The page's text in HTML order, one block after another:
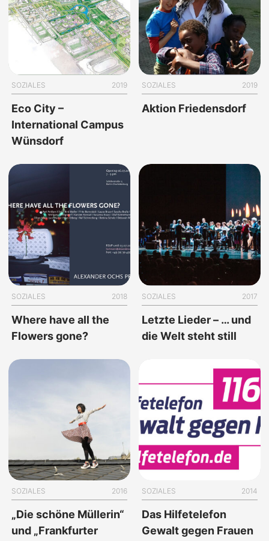
SOZIALES 2019
Eco City –
International Campus
Wünsdorf
SOZIALES 2019
Aktion Friedensdorf
SOZIALES 2018
Where have all the
Flowers gone?
SOZIALES 2017
Letzte Lieder – … und
die Welt steht still
SOZIALES 2016
„Die schöne Müllerin“
und „Frankfurter
SOZIALES 2014
Das Hilfetelefon
Gewalt gegen Frauen